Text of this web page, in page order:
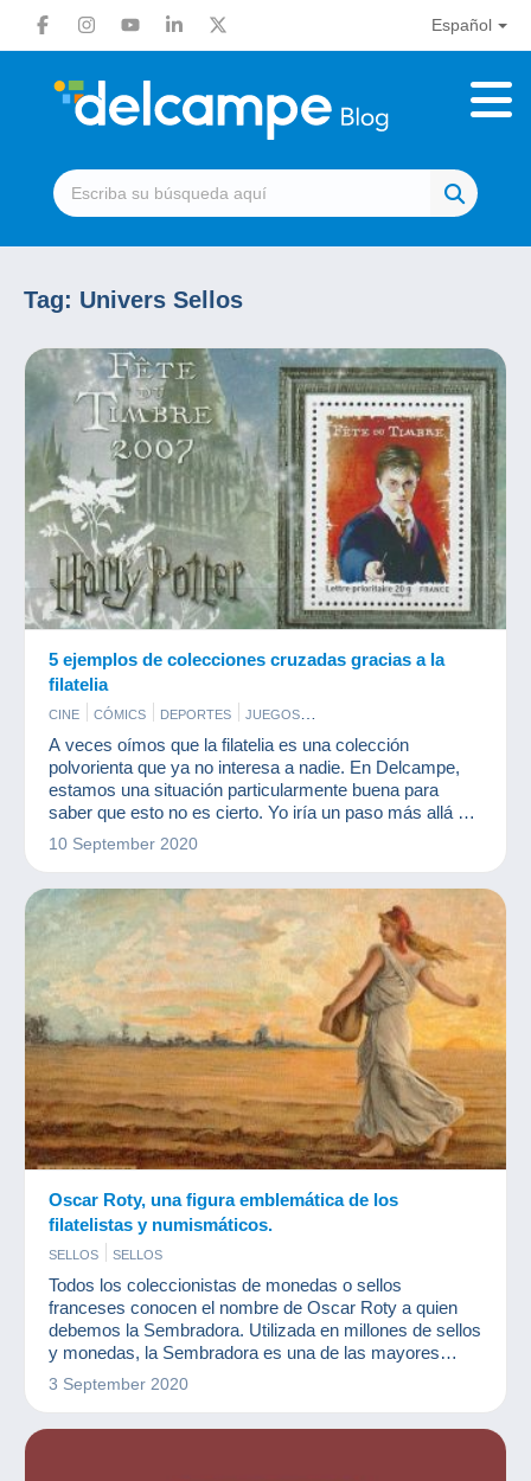
Español
Tag: Univers Sellos
5 ejemplos de colecciones cruzadas gracias a la
filatelia
CINE CÓMICS DEPORTES
JUEGOS
MÚSICA E INSTRUMENTOS
SELLOS
A veces oímos que la filatelia es una colección
polvorienta que ya no interesa a nadie. En Delcampe,
estamos una situación particularmente buena para
saber que esto no es cierto. Yo iría un paso más allá y
diría que muchas colecciones modernas se mezclan
con la filatelia.
10 September 2020
Oscar Roty, una figura emblemática de los
filatelistas y numismáticos.
SELLOS SELLOS
Todos los coleccionistas de monedas o sellos
franceses conocen el nombre de Oscar Roty a quien
debemos la Sembradora. Utilizada en millones de sellos
y monedas, la Sembradora es una de las mayores
musas francesas después de Marianne.
3 September 2020